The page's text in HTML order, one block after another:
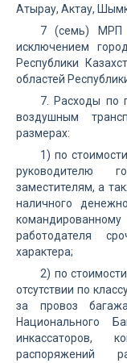
Атырау, Актау,
7 (семь) МРП
исключением
Республики
областей
7. Расходы по
воздушным
размерах:
1) по
руководителю
заместителям, а
наличного
работодателя
характера;
2) по
отсутствии по
за провоз
Национального
инкассаторов,
распоряжений